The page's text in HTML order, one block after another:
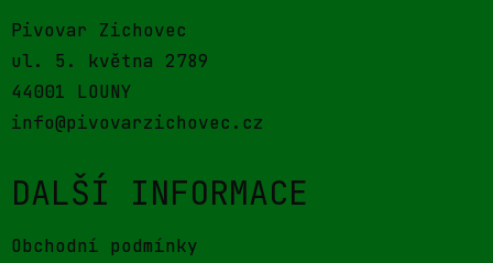
Pivovar Zichovec
ul. 5. května 2789
44001 LOUNY
info@pivovarzichovec.cz
DALŠÍ INFORMACE
Obchodní podmínky